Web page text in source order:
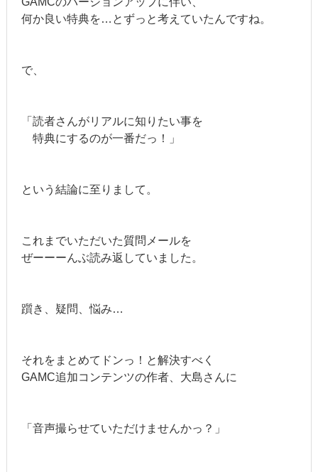
何か良い特典を…とずっと考えていたんですね。
で、
「読者さんがリアルに知りたい事を
特典にするのが一番だっ！」
という結論に至りまして。
これまでいただいた質問メールを
ぜーーーんぶ読み返していました。
躓き、疑問、悩み…
それをまとめてドンっ！と解決すべく
GAMC追加コンテンツの作者、大島さんに
「音声撮らせていただけませんかっ？」